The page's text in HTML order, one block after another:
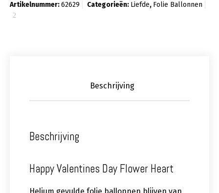
Artikelnummer:62629 Categorieën: Liefde, Folie Ballonnen
Beschrijving
Beschrijving
Happy Valentines Day Flower Heart